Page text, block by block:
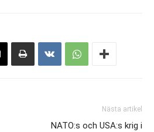
Nästa artikel
NATO:s och USA:s krig i